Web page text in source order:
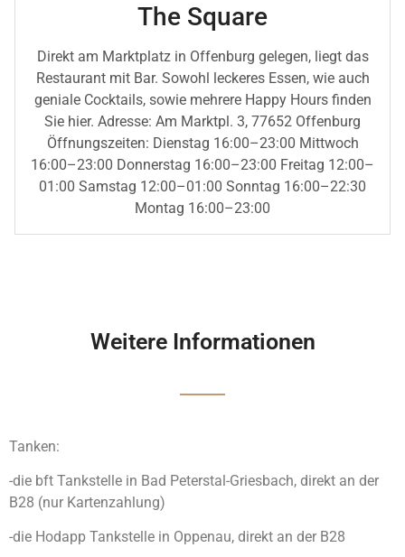
The Square
Direkt am Marktplatz in Offenburg gelegen, liegt das
Restaurant mit Bar. Sowohl leckeres Essen, wie auch
geniale Cocktails, sowie mehrere Happy Hours finden
Sie hier. Adresse: Am Marktpl. 3, 77652 Offenburg
Öffnungszeiten: Dienstag 16:00–23:00 Mittwoch
16:00–23:00 Donnerstag 16:00–23:00 Freitag 12:00–
01:00 Samstag 12:00–01:00 Sonntag 16:00–22:30
Montag 16:00–23:00
Weitere Informationen
Tanken:
-die bft Tankstelle in Bad Peterstal-Griesbach, direkt an der
B28 (nur Kartenzahlung)
-die Hodapp Tankstelle in Oppenau, direkt an der B28